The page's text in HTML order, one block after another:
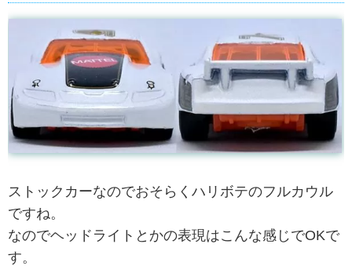
ストックカーなのでおそらくハリボテのフルカウル
ですね。
なのでヘッドライトとかの表現はこんな感じでOKで
す。